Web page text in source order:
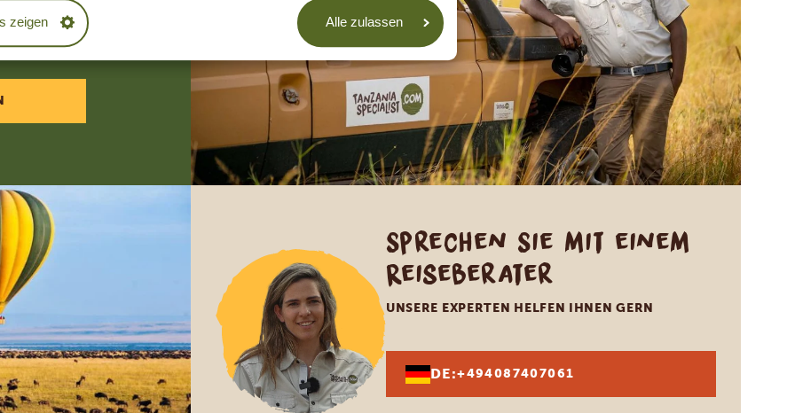
zeigen Alle zulassen
Sprechen Sie mit einem
Reiseberater
UNSERE EXPERTEN HELFEN IHNEN GERN
DE:+494087407061